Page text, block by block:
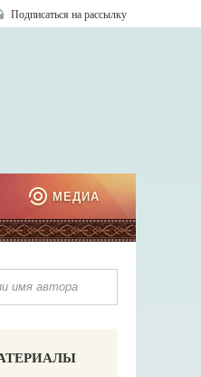
Подписаться на рассылку
МЕДИА